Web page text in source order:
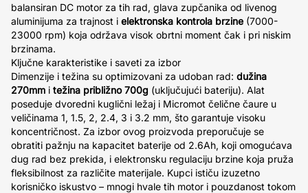
balansiran DC motor za tih rad, glava zupčanika od livenog
aluminijuma za trajnost i elektronska kontrola brzine (7000-
23000 rpm) koja održava visok obrtni moment čak i pri niskim
brzinama.
Ključne karakteristike i saveti za izbor
Dimenzije i težina su optimizovani za udoban rad: dužina
270mm i težina približno 700g (uključujući bateriju). Alat
poseduje dvoredni kuglični ležaj i Micromot čelične čaure u
veličinama 1, 1.5, 2, 2.4, 3 i 3.2 mm, što garantuje visoku
koncentričnost. Za izbor ovog proizvoda preporučuje se
obratiti pažnju na kapacitet baterije od 2.6Ah, koji omogućava
dug rad bez prekida, i elektronsku regulaciju brzine koja pruža
fleksibilnost za različite materijale. Kupci ističu izuzetno
korisničko iskustvo – mnogi hvale tih motor i pouzdanost tokom